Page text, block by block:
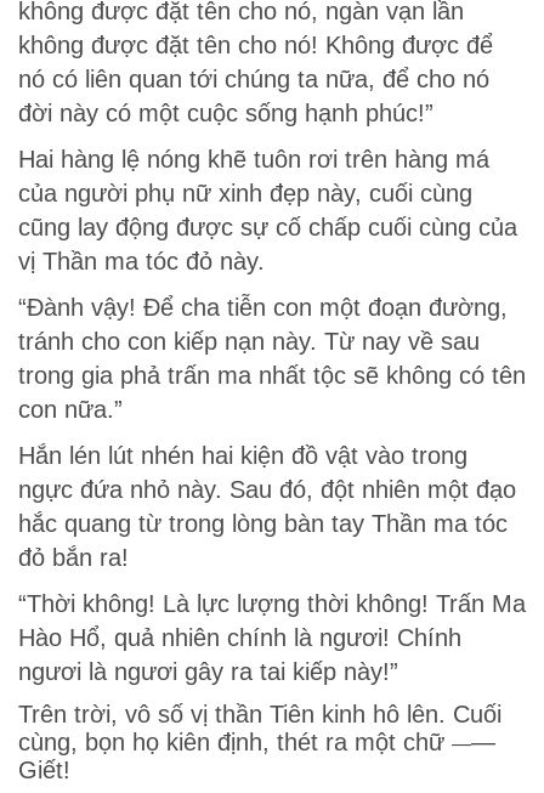
không được đặt tên cho nó, ngàn vạn lần
không được đặt tên cho nó! Không được để
nó có liên quan tới chúng ta nữa, để cho nó
đời này có một cuộc sống hạnh phúc!”
Hai hàng lệ nóng khẽ tuôn rơi trên hàng má
của người phụ nữ xinh đẹp này, cuối cùng
cũng lay động được sự cố chấp cuối cùng của
vị Thần ma tóc đỏ này.
“Đành vậy! Để cha tiễn con một đoạn đường,
tránh cho con kiếp nạn này. Từ nay về sau
trong gia phả trấn ma nhất tộc sẽ không có tên
con nữa.”
Hắn lén lút nhén hai kiện đồ vật vào trong
ngực đứa nhỏ này. Sau đó, đột nhiên một đạo
hắc quang từ trong lòng bàn tay Thần ma tóc
đỏ bắn ra!
“Thời không! Là lực lượng thời không! Trấn Ma
Hào Hổ, quả nhiên chính là ngươi! Chính
ngươi là ngươi gây ra tai kiếp này!”
Trên trời, vô số vị thần Tiên kinh hô lên. Cuối
cùng, bọn họ kiên định, thét ra một chữ ——
Giết!